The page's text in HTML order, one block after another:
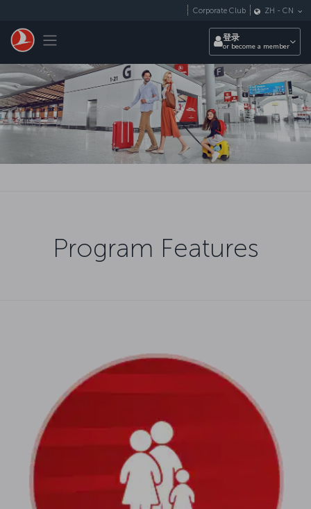
Toggle navigation
Corporate Club ZH - CN
登录
or become a member
Program Features